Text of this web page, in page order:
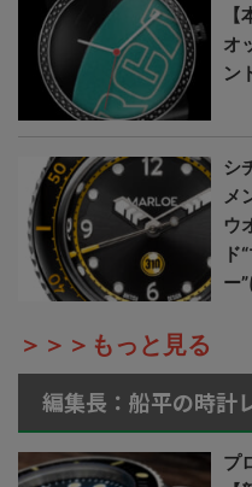
オ
ン
シ
メ
ウ
ド
ー
＞＞＞もっと見る
編集長：船平の時計
プ